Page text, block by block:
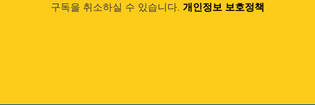
구독을 취소하실 수 있습니다. 개인정보 보호정책